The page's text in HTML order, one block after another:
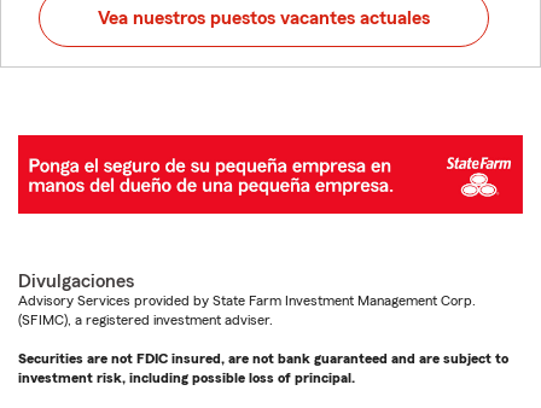
Vea nuestros puestos vacantes actuales
Divulgaciones
Advisory Services provided by State Farm Investment Management Corp.
(SFIMC), a registered investment adviser.
Securities are not FDIC insured, are not bank guaranteed and are subject to
investment risk, including possible loss of principal.